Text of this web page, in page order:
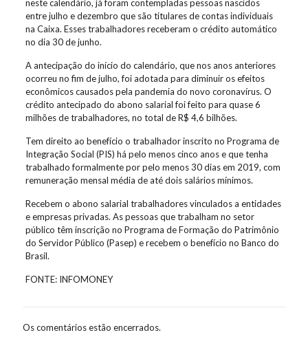
neste calendário, já foram contempladas pessoas nascidos
entre julho e dezembro que são titulares de contas individuais
na Caixa. Esses trabalhadores receberam o crédito automático
no dia 30 de junho.
A antecipação do início do calendário, que nos anos anteriores
ocorreu no fim de julho, foi adotada para diminuir os efeitos
econômicos causados pela pandemia do novo coronavírus. O
crédito antecipado do abono salarial foi feito para quase 6
milhões de trabalhadores, no total de R$ 4,6 bilhões.
Tem direito ao benefício o trabalhador inscrito no Programa de
Integração Social (PIS) há pelo menos cinco anos e que tenha
trabalhado formalmente por pelo menos 30 dias em 2019, com
remuneração mensal média de até dois salários mínimos.
Recebem o abono salarial trabalhadores vinculados a entidades
e empresas privadas. As pessoas que trabalham no setor
público têm inscrição no Programa de Formação do Patrimônio
do Servidor Público (Pasep) e recebem o benefício no Banco do
Brasil.
FONTE: INFOMONEY
Os comentários estão encerrados.